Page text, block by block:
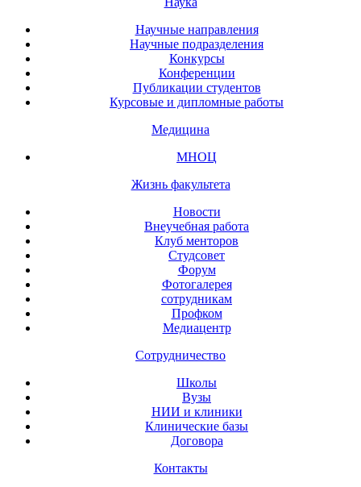
Научные направления
Научные подразделения
Конкурсы
Конференции
Публикации студентов
Курсовые и дипломные работы
Медицина
МНОЦ
Жизнь факультета
Новости
Внеучебная работа
Клуб менторов
Студсовет
Форум
Фотогалерея
сотрудникам
Профком
Медиацентр
Сотрудничество
Школы
Вузы
НИИ и клиники
Клинические базы
Договора
Контакты